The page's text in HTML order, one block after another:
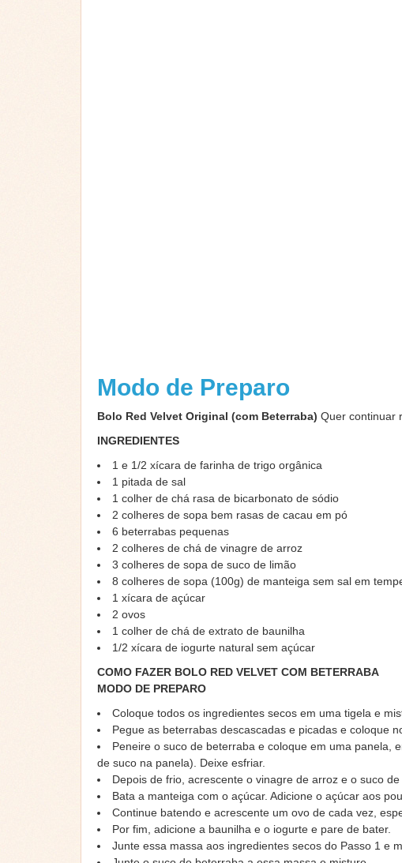
Modo de Preparo
Bolo Red Velvet Original (com Beterraba) Quer continuar
INGREDIENTES
1 e 1/2 xícara de farinha de trigo orgânica
1 pitada de sal
1 colher de chá rasa de bicarbonato de sódio
2 colheres de sopa bem rasas de cacau em pó
6 beterrabas pequenas
2 colheres de chá de vinagre de arroz
3 colheres de sopa de suco de limão
8 colheres de sopa (100g) de manteiga sem sal em
1 xícara de açúcar
2 ovos
1 colher de chá de extrato de baunilha
1/2 xícara de iogurte natural sem açúcar
COMO FAZER BOLO RED VELVET COM BETERRABA
MODO DE PREPARO
Coloque todos os ingredientes secos em uma tigela e
Pegue as beterrabas descascadas e picadas e coloque
Peneire o suco de beterraba e coloque em uma
de suco na panela). Deixe esfriar.
Depois de frio, acrescente o vinagre de arroz e o suco
Bata a manteiga com o açúcar. Adicione o açúcar aos
Continue batendo e acrescente um ovo de cada vez,
Por fim, adicione a baunilha e o iogurte e pare de bater.
Junte essa massa aos ingredientes secos do Passo 1 e